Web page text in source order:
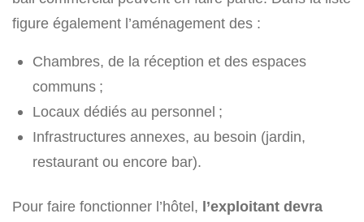
figure également l’aménagement des :
Chambres, de la réception et des espaces
communs ;
Locaux dédiés au personnel ;
Infrastructures annexes, au besoin (jardin,
restaurant ou encore bar).
Pour faire fonctionner l’hôtel, l’exploitant devra